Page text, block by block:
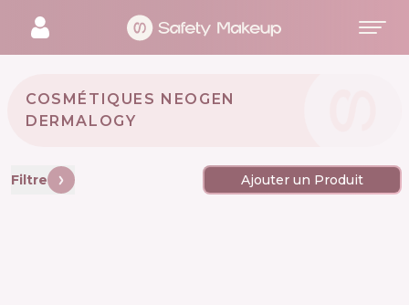
COSMÉTIQUES NEOGEN
DERMALOGY 🇰🇷
Filtre Ajouter un Produit